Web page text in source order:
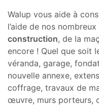
Walup vous aide à
l’aide de nos nombreux
construction, de la
encore ! Quel que soit
véranda, garage,
nouvelle annexe,
coffrage, travaux de
œuvre, murs porteurs,